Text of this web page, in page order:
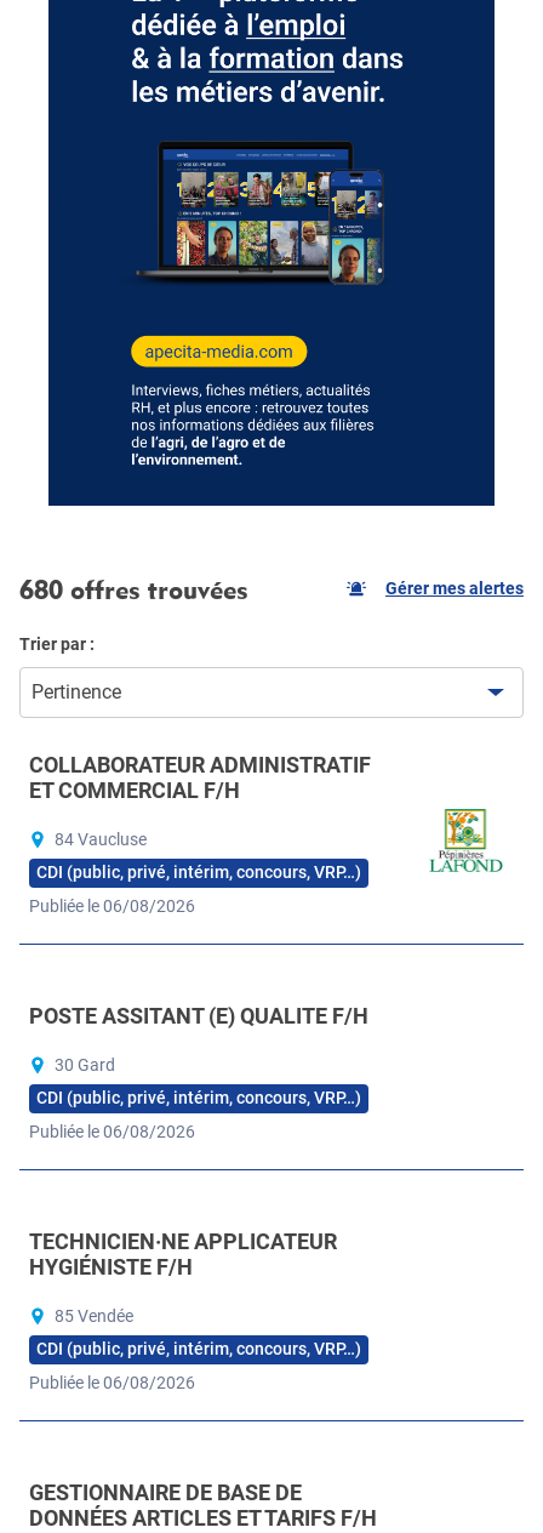
680 offres trouvées Gérer mes alertes
Trier par :
Pertinence
COLLABORATEUR ADMINISTRATIF
ET COMMERCIAL F/H
84 Vaucluse
CDI (public, privé, intérim, concours, VRP…)
Publiée le 06/08/2026
POSTE ASSITANT (E) QUALITE F/H
30 Gard
CDI (public, privé, intérim, concours, VRP…)
Publiée le 06/08/2026
TECHNICIEN·NE APPLICATEUR
HYGIÉNISTE F/H
85 Vendée
CDI (public, privé, intérim, concours, VRP…)
Publiée le 06/08/2026
GESTIONNAIRE DE BASE DE
DONNÉES ARTICLES ET TARIFS F/H